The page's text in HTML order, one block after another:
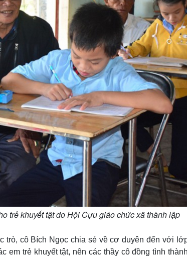
trẻ khuyết tật do Hội Cựu giáo chức xã thành lập
cô Bích Ngọc chia sẻ về cơ duyên đến với
em trẻ khuyết tật, nên các thầy cô đồng tình